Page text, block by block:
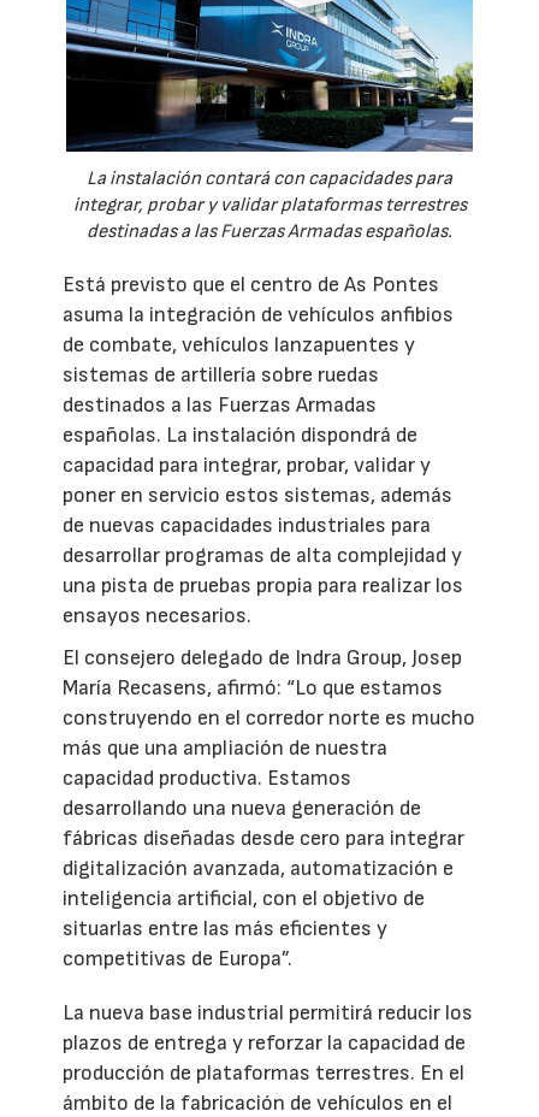
La instalación contará con capacidades para
integrar, probar y validar plataformas terrestres
destinadas a las Fuerzas Armadas españolas.
Está previsto que el centro de As Pontes
asuma la integración de vehículos anfibios
de combate, vehículos lanzapuentes y
sistemas de artillería sobre ruedas
destinados a las Fuerzas Armadas
españolas. La instalación dispondrá de
capacidad para integrar, probar, validar y
poner en servicio estos sistemas, además
de nuevas capacidades industriales para
desarrollar programas de alta complejidad y
una pista de pruebas propia para realizar los
ensayos necesarios.
El consejero delegado de Indra Group, Josep
María Recasens, afirmó: “Lo que estamos
construyendo en el corredor norte es mucho
más que una ampliación de nuestra
capacidad productiva. Estamos
desarrollando una nueva generación de
fábricas diseñadas desde cero para integrar
digitalización avanzada, automatización e
inteligencia artificial, con el objetivo de
situarlas entre las más eficientes y
competitivas de Europa”.
La nueva base industrial permitirá reducir los
plazos de entrega y reforzar la capacidad de
producción de plataformas terrestres. En el
ámbito de la fabricación de vehículos en el